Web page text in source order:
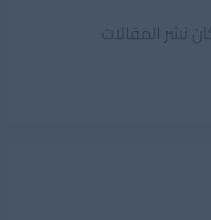
نشر المقالات